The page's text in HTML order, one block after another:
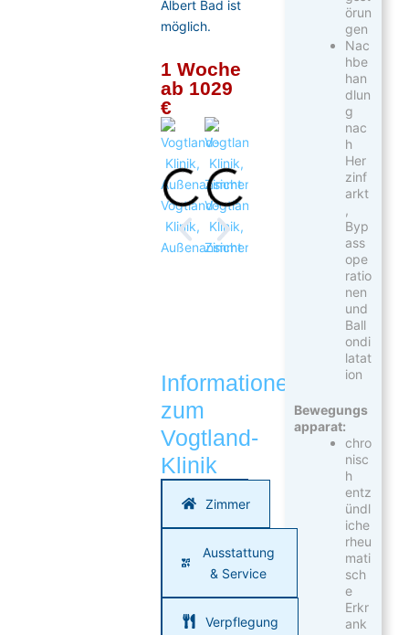
Albert Bad ist
möglich.
1 Woche
ab 1029
€
Vogtland-
Klinik,
Außenansicht
Vogtland-
Klinik,
Zimmer
Informationen
zum
Vogtland-
Klinik
Zimmer
Ausstattung
& Service
Verpflegung
örun
gen
Nac
hbe
han
dlun
g
nac
h
Her
zinf
arkt
,
Byp
ass
ope
ratio
nen
und
Ball
ondi
latat
ion
Bewegungs
apparat:
chro
nisc
h
entz
ündl
iche
rheu
mati
sch
e
Erkr
ank